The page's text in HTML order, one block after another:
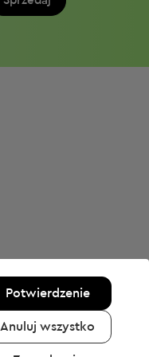
Potwierdzenie
Anuluj wszystko